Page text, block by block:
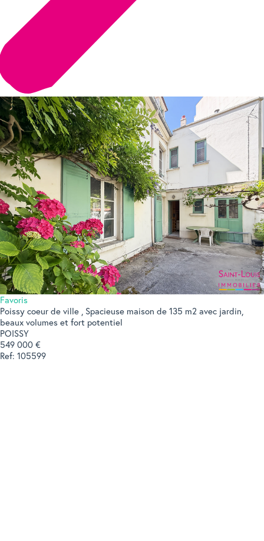
Favoris
Poissy coeur de ville , Spacieuse maison de 135 m2 avec jardin,
beaux volumes et fort potentiel
POISSY
549 000 €
Ref: 105599